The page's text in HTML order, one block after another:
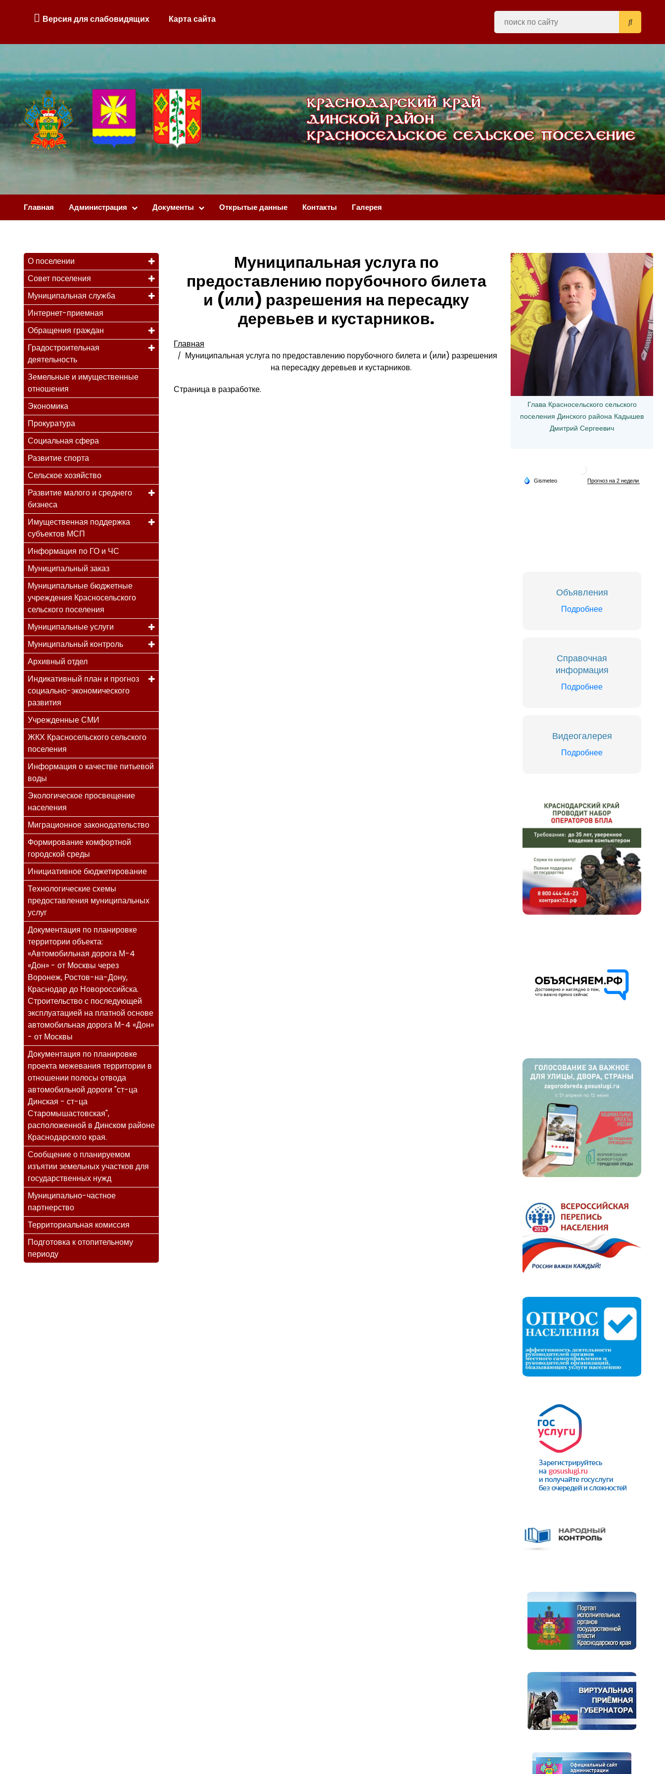
Версия для слабовидящих Карта сайта
Главная Администрация Документы Открытые данные Контакты Галерея
О поселении
Совет поселения
Муниципальная служба
Интернет-приемная
Обращения граждан
Градостроительная
деятельность
Земельные и имущественные
отношения
Экономика
Прокуратура
Социальная сфера
Развитие спорта
Сельское хозяйство
Развитие малого и среднего
бизнеса
Имущественная поддержка
субъектов МСП
Информация по ГО и ЧС
Муниципальный заказ
Муниципальные бюджетные
учреждения Красносельского
сельского поселения
Муниципальные услуги
Муниципальный контроль
Архивный отдел
Индикативный план и прогноз
социально-экономического
развития
Учрежденные СМИ
ЖКХ Красносельского сельского
поселения
Информация о качестве питьевой
воды
Экологическое просвещение
населения
Миграционное законодательство
Формирование комфортной
городской среды
Инициативное бюджетирование
Технологические схемы
предоставления муниципальных
услуг
Документация по планировке
территории объекта:
«Автомобильная дорога М-4
«Дон» - от Москвы через
Воронеж, Ростов-на-Дону,
Краснодар до Новороссийска.
Строительство с последующей
эксплуатацией на платной основе
автомобильная дорога М-4 «Дон»
- от Москвы
Документация по планировке
проекта межевания территории в
отношении полосы отвода
автомобильной дороги "ст-ца
Динская - ст-ца
Старомышастовская",
расположенной в Динском районе
Краснодарского края.
Сообщение о планируемом
изъятии земельных участков для
государственных нужд
Муниципально-частное
партнерство
Территориальная комиссия
Подготовка к отопительному
периоду
Муниципальная услуга по
предоставлению порубочного билета
и (или) разрешения на пересадку
деревьев и кустарников.
Главная
Муниципальная услуга по предоставлению порубочного билета и (или) разрешения
на пересадку деревьев и кустарников.
Страница в разработке.
Глава Красносельского сельского
поселения Динского района Кадышев
Дмитрий Сергеевич
Объявления
Подробнее
Справочная
информация
Подробнее
Видеогалерея
Подробнее